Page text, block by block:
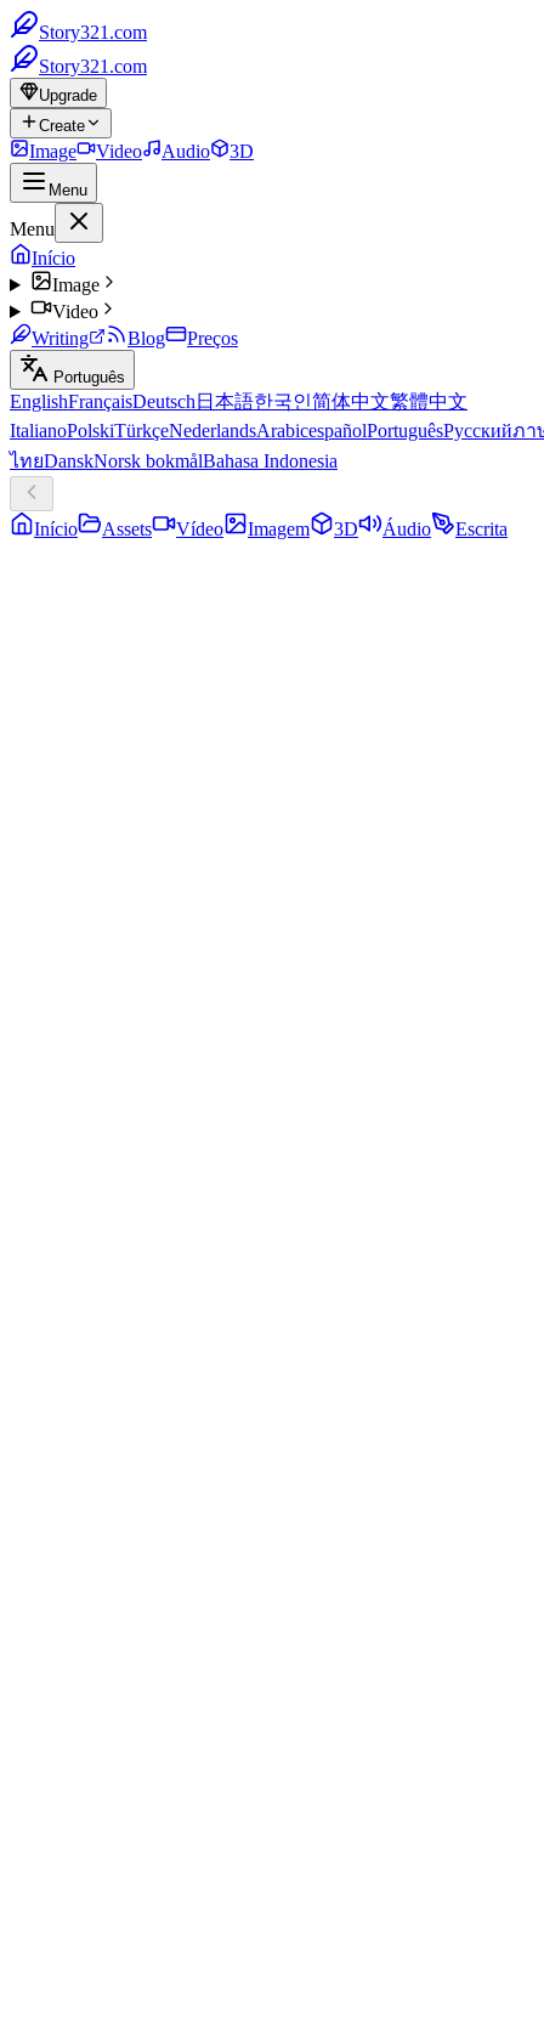
Story321.com
Story321.com
Upgrade
Create
Image Video Audio 3D
Menu
Menu
Início
Image
Video
Writing
Blog Preços
Português
EnglishFrançaisDeutsch 日本語한국인简体中文繁體中文
ItalianoPolskiTürkçeNederlandsArabicespañolPortuguêsРусскийภา
ไทยDanskNorsk bokmålBahasa Indonesia
Início Assets Vídeo Imagem 3D Áudio Escrita